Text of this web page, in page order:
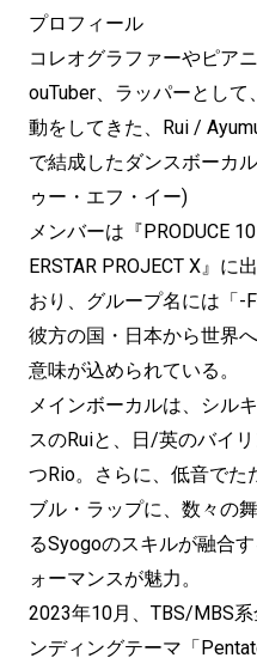
プロフィール
コレオグラファーやピア
ouTuber、ラッパーとし
動をしてきた、Rui /
で結成したダンスボーカ
ゥー・エフ・イー)
メンバーは『PRODUCE
ERSTAR PROJECT X』
おり、グループ名には「
彼方の国・日本から世界
意味が込められている。
メインボーカルは、シル
スのRuiと、日/英のバイ
つRio。さらに、低音でた
ブル・ラップに、数々の
るSyogoのスキルが融合
ォーマンスが魅力。
2023年10月、TBS/MBS
ンディングテーマ「